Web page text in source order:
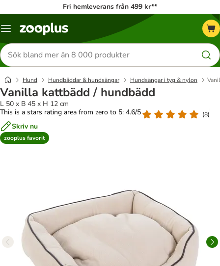
Fri hemleverans från 499 kr**
Katalogmeny
Sök
efter
produkter
Hund Hundbäddar & hundsängar Hundsängar i tyg & nylon
Vanilla kattbädd / hundbädd
L 50 x B 45 x H 12 cm
This is a stars rating area from zero to 5: 4.6/5
(8)
Skriv nu
zooplus favorit